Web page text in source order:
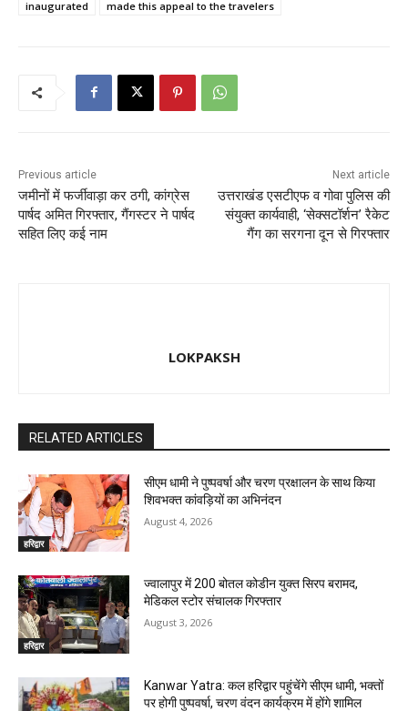
e
o
n
l e
inaugurated made this appeal to the travelers
Previous article
जमीनों में फर्जीवाड़ा कर ठगी, कांग्रेस
पार्षद अमित गिरफ्तार, गैंगस्टर ने पार्षद
सहित लिए कई नाम
Next article
उत्तराखंड एसटीएफ व गोवा पुलिस की
संयुक्त कार्यवाही, ‘सेक्सटॉर्शन’ रैकेट
गैंग का सरगना दून से गिरफ्तार
LOKPAKSH
RELATED ARTICLES
हरिद्वार
सीएम धामी ने पुष्पवर्षा और चरण प्रक्षालन के साथ किया
शिवभक्त कांवड़ियों का अभिनंदन
August 4, 2026
हरिद्वार
ज्वालापुर में 200 बोतल कोडीन युक्त सिरप बरामद,
मेडिकल स्टोर संचालक गिरफ्तार
August 3, 2026
Kanwar Yatra: कल हरिद्वार पहुंचेंगे सीएम धामी, भक्तों
पर होगी पुष्पवर्षा, चरण वंदन कार्यक्रम में होंगे शामिल